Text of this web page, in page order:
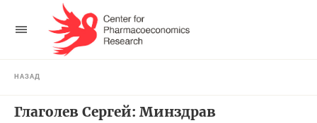
НАЗАД
Глаголев Сергей: Минздрав